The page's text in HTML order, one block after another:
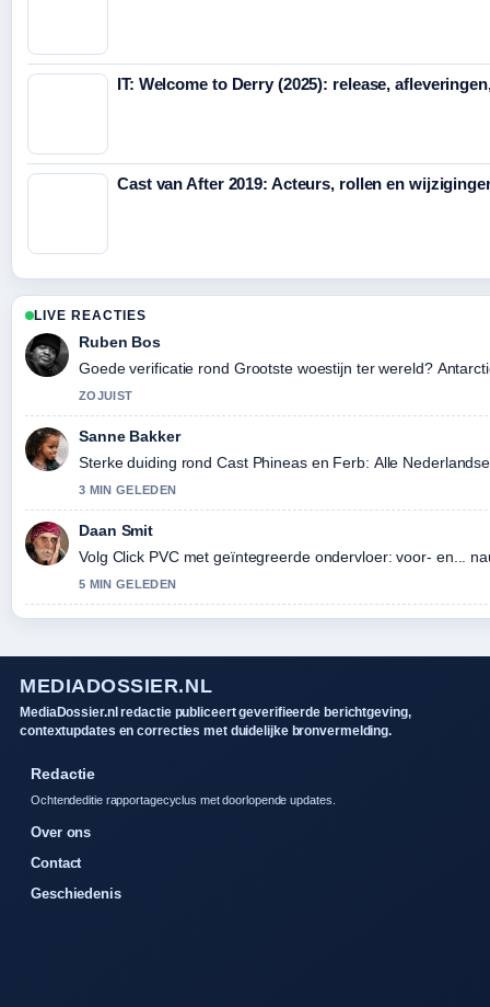
IT: Welcome to Derry (2025): release,
Cast van After 2019: Acteurs, rollen en
LIVE REACTIES
Ruben Bos
Goede verificatie rond Grootste woestijn ter wereld?
ZOJUIST
Sanne Bakker
Sterke duiding rond Cast Phineas en Ferb: Alle
3 MIN GELEDEN
Daan Smit
Volg Click PVC met geïntegreerde ondervloer: voor- en...
5 MIN GELEDEN
MEDIADOSSIER.NL
MediaDossier.nl redactie publiceert geverifieerde berichtgeving,
contextupdates en correcties met duidelijke bronvermelding.
Redactie
Ochtendeditie rapportagecyclus met doorlopende updates.
Over ons
Contact
Geschiedenis